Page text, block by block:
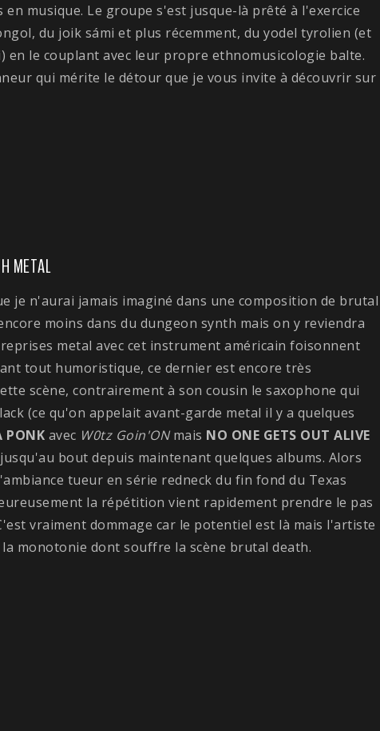
musique. Le groupe s'est jusque-là prêté à l'exercice
du joik sámi et plus récemment, du yodel tyrolien (et
en le couplant avec leur propre ethnomusicologie balte.
qui mérite le détour que je vous invite à découvrir sur
METAL
je n'aurai jamais imaginé dans une composition de brutal
moins dans du dungeon synth mais on y reviendra
metal avec cet instrument américain foisonnent
tout humoristique, ce dernier est encore très
scène, contrairement à son cousin le saxophone qui
(ce qu'on appelait avant-garde metal il y a quelques
PONK avec W0tz Goin'ONmais NO ONE GETS OUT ALIVE
bout depuis maintenant quelques albums. Alors
tueur en série redneck du fin fond du Texas
la répétition vient rapidement prendre le pas
vraiment dommage car le potentiel est là mais l'artiste
monotonie dont souffre la scène brutal death.